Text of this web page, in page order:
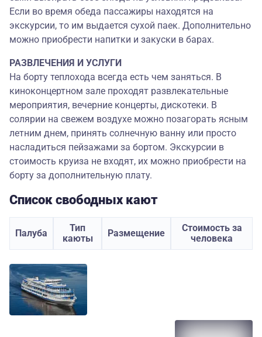
Если во время обеда пассажиры находятся на
экскурсии, то им выдается сухой паек. Дополнительно
можно приобрести напитки и закуски в барах.
РАЗВЛЕЧЕНИЯ И УСЛУГИ
На борту теплохода всегда есть чем заняться. В
киноконцертном зале проходят развлекательные
мероприятия, вечерние концерты, дискотеки. В
солярии на свежем воздухе можно позагорать ясным
летним днем, принять солнечную ванну или просто
насладиться пейзажами за бортом. Экскурсии в
стоимость круиза не входят, их можно приобрести на
борту за дополнительную плату.
Список свободных кают
Палуба
Тип
каюты
Размещение
Стоимость за
человека